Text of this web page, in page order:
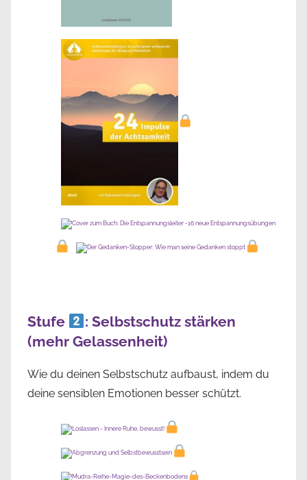
Stufe
: Selbstschutz stärken
(mehr Gelassenheit)
Wie du deinen Selbstschutz aufbaust, indem du
deine sensiblen Emotionen besser schützt.